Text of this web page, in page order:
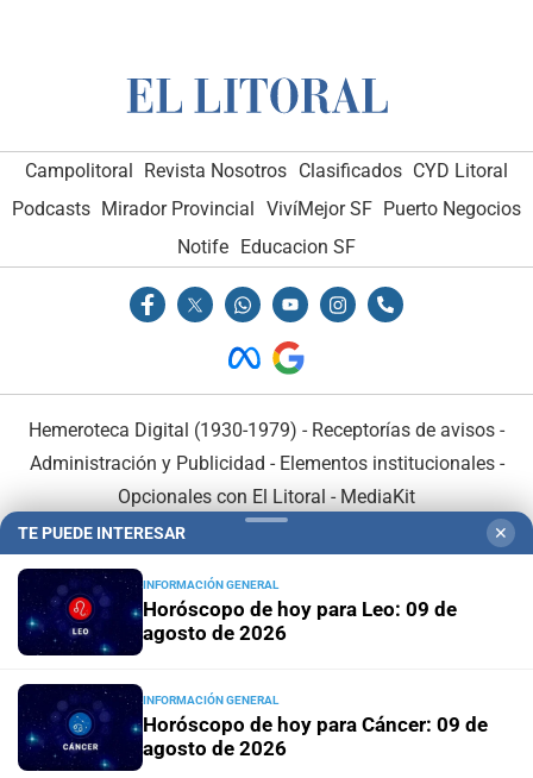
Campolitoral Revista Nosotros Clasificados CYD Litoral
Podcasts Mirador Provincial VivíMejor SF Puerto Negocios
Notife Educacion SF
Hemeroteca Digital (1930-1979) - Receptorías de avisos -
Administración y Publicidad - Elementos institucionales-
Opcionales con El Litoral - MediaKit
En Asociación con:
TE PUEDE INTERESAR ✕
INFORMACIÓN GENERAL
Horóscopo de hoy para Leo: 09 de
agosto de 2026
INFORMACIÓN GENERAL
Horóscopo de hoy para Cáncer: 09 de
agosto de 2026